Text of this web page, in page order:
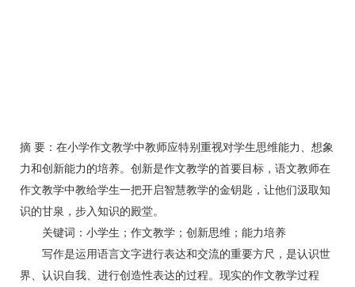
摘 要：在小学作文教学中教师应特别重视对学生思维能力、想象
力和创新能力的培养。创新是作文教学的首要目标，语文教师在
作文教学中教给学生一把开启智慧教学的金钥匙，让他们汲取知
识的甘泉，步入知识的殿堂。
关键词：小学生；作文教学；创新思维；能力培养
写作是运用语言文字进行表达和交流的重要方尺，是认识世
界、认识自我、进行创造性表达的过程。现实的作文教学过程